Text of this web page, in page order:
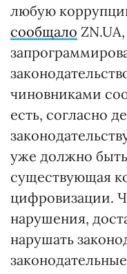
любую
сообщало
чиновниками
есть, согласно
уже должно
существующая
цифровизации.
нарушения,
нарушать